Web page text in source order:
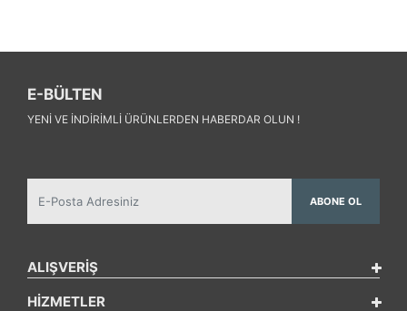
E-BÜLTEN
YENI VE INDIRIMLI ÜRÜNLERDEN HABERDAR OLUN !
ABONE OL
ALIŞVERİŞ
HİZMETLER